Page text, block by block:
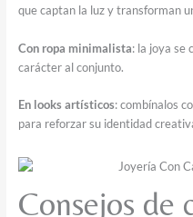
que captan la luz y transforman
Con ropa minimalista: la joya se
carácter al conjunto.
En looks artísticos: combínalos
para reforzar su identidad
Consejos de